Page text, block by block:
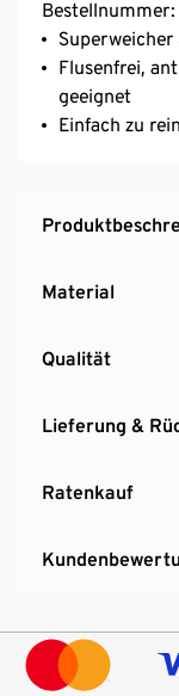
Bestellnummer:
Flusenfrei,
geeignet
Einfach zu
Material
Qualität
Lieferung &
Ratenkauf